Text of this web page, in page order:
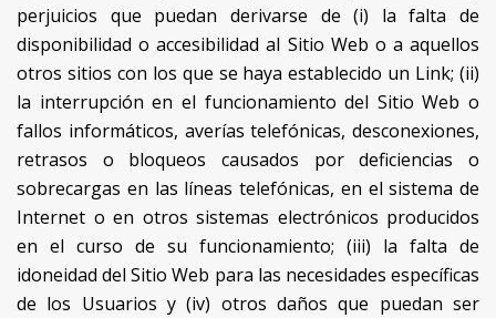
perjuicios que puedan derivarse de (i) la falta de
disponibilidad o accesibilidad al Sitio Web o a aquellos
otros sitios con los que se haya establecido un Link; (ii)
la interrupción en el funcionamiento del Sitio Web o
fallos informáticos, averías telefónicas, desconexiones,
retrasos o bloqueos causados por deficiencias o
sobrecargas en las líneas telefónicas, en el sistema de
Internet o en otros sistemas electrónicos producidos
en el curso de su funcionamiento; (iii) la falta de
idoneidad del Sitio Web para las necesidades específicas
de los Usuarios y (iv) otros daños que puedan ser